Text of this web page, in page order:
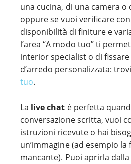
una cucina, di una camera o
oppure se vuoi verificare
disponibilità di finiture e
l’area “A modo tuo” ti
interior specialist o di
d’arredo personalizzata:
tuo.
La live chat è perfetta
conversazione scritta, vuoi
istruzioni ricevute o hai
un’immagine (ad esempio la
mancante). Puoi aprirla dalla